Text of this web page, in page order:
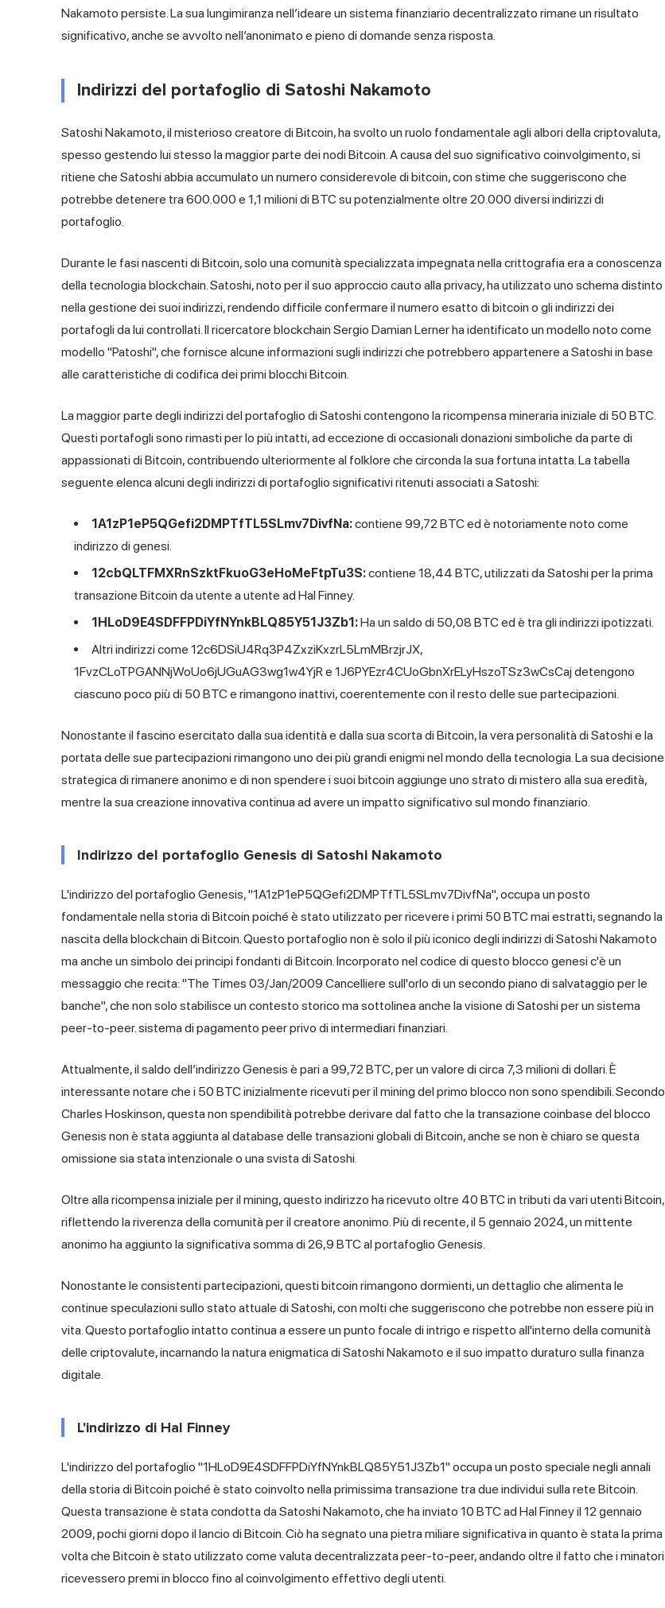
Nakamoto persiste. La sua lungimiranza nell’ideare un sistema finanziario decentralizzato rimane un risultato
significativo, anche se avvolto nell’anonimato e pieno di domande senza risposta.
Indirizzi del portafoglio di Satoshi Nakamoto
Satoshi Nakamoto, il misterioso creatore di Bitcoin, ha svolto un ruolo fondamentale agli albori della criptovaluta,
spesso gestendo lui stesso la maggior parte dei nodi Bitcoin. A causa del suo significativo coinvolgimento, si
ritiene che Satoshi abbia accumulato un numero considerevole di bitcoin, con stime che suggeriscono che
potrebbe detenere tra 600.000 e 1,1 milioni di BTC su potenzialmente oltre 20.000 diversi indirizzi di
portafoglio.
Durante le fasi nascenti di Bitcoin, solo una comunità specializzata impegnata nella crittografia era a conoscenza
della tecnologia blockchain. Satoshi, noto per il suo approccio cauto alla privacy, ha utilizzato uno schema distinto
nella gestione dei suoi indirizzi, rendendo difficile confermare il numero esatto di bitcoin o gli indirizzi dei
portafogli da lui controllati. Il ricercatore blockchain Sergio Damian Lerner ha identificato un modello noto come
modello "Patoshi", che fornisce alcune informazioni sugli indirizzi che potrebbero appartenere a Satoshi in base
alle caratteristiche di codifica dei primi blocchi Bitcoin.
La maggior parte degli indirizzi del portafoglio di Satoshi contengono la ricompensa mineraria iniziale di 50 BTC.
Questi portafogli sono rimasti per lo più intatti, ad eccezione di occasionali donazioni simboliche da parte di
appassionati di Bitcoin, contribuendo ulteriormente al folklore che circonda la sua fortuna intatta. La tabella
seguente elenca alcuni degli indirizzi di portafoglio significativi ritenuti associati a Satoshi:
1A1zP1eP5QGefi2DMPTfTL5SLmv7DivfNa:contiene 99,72 BTC ed è notoriamente noto come
indirizzo di genesi.
12cbQLTFMXRnSzktFkuoG3eHoMeFtpTu3S:contiene 18,44 BTC, utilizzati da Satoshi per la prima
transazione Bitcoin da utente a utente ad Hal Finney.
1HLoD9E4SDFFPDiYfNYnkBLQ85Y51J3Zb1:Ha un saldo di 50,08 BTC ed è tra gli indirizzi ipotizzati.
Altri indirizzi come 12c6DSiU4Rq3P4ZxziKxzrL5LmMBrzjrJX,
1FvzCLoTPGANNjWoUo6jUGuAG3wg1w4YjR e 1J6PYEzr4CUoGbnXrELyHszoTSz3wCsCaj detengono
ciascuno poco più di 50 BTC e rimangono inattivi, coerentemente con il resto delle sue partecipazioni.
Nonostante il fascino esercitato dalla sua identità e dalla sua scorta di Bitcoin, la vera personalità di Satoshi e la
portata delle sue partecipazioni rimangono uno dei più grandi enigmi nel mondo della tecnologia. La sua decisione
strategica di rimanere anonimo e di non spendere i suoi bitcoin aggiunge uno strato di mistero alla sua eredità,
mentre la sua creazione innovativa continua ad avere un impatto significativo sul mondo finanziario.
Indirizzo del portafoglio Genesis di Satoshi Nakamoto
L'indirizzo del portafoglio Genesis, "1A1zP1eP5QGefi2DMPTfTL5SLmv7DivfNa", occupa un posto
fondamentale nella storia di Bitcoin poiché è stato utilizzato per ricevere i primi 50 BTC mai estratti, segnando la
nascita della blockchain di Bitcoin. Questo portafoglio non è solo il più iconico degli indirizzi di Satoshi Nakamoto
ma anche un simbolo dei principi fondanti di Bitcoin. Incorporato nel codice di questo blocco genesi c'è un
messaggio che recita: "The Times 03/Jan/2009 Cancelliere sull'orlo di un secondo piano di salvataggio per le
banche", che non solo stabilisce un contesto storico ma sottolinea anche la visione di Satoshi per un sistema
peer-to-peer. sistema di pagamento peer privo di intermediari finanziari.
Attualmente, il saldo dell’indirizzo Genesis è pari a 99,72 BTC, per un valore di circa 7,3 milioni di dollari. È
interessante notare che i 50 BTC inizialmente ricevuti per il mining del primo blocco non sono spendibili. Secondo
Charles Hoskinson, questa non spendibilità potrebbe derivare dal fatto che la transazione coinbase del blocco
Genesis non è stata aggiunta al database delle transazioni globali di Bitcoin, anche se non è chiaro se questa
omissione sia stata intenzionale o una svista di Satoshi.
Oltre alla ricompensa iniziale per il mining, questo indirizzo ha ricevuto oltre 40 BTC in tributi da vari utenti Bitcoin,
riflettendo la riverenza della comunità per il creatore anonimo. Più di recente, il 5 gennaio 2024, un mittente
anonimo ha aggiunto la significativa somma di 26,9 BTC al portafoglio Genesis.
Nonostante le consistenti partecipazioni, questi bitcoin rimangono dormienti, un dettaglio che alimenta le
continue speculazioni sullo stato attuale di Satoshi, con molti che suggeriscono che potrebbe non essere più in
vita. Questo portafoglio intatto continua a essere un punto focale di intrigo e rispetto all'interno della comunità
delle criptovalute, incarnando la natura enigmatica di Satoshi Nakamoto e il suo impatto duraturo sulla finanza
digitale.
L'indirizzo di Hal Finney
L'indirizzo del portafoglio "1HLoD9E4SDFFPDiYfNYnkBLQ85Y51J3Zb1" occupa un posto speciale negli annali
della storia di Bitcoin poiché è stato coinvolto nella primissima transazione tra due individui sulla rete Bitcoin.
Questa transazione è stata condotta da Satoshi Nakamoto, che ha inviato 10 BTC ad Hal Finney il 12 gennaio
2009, pochi giorni dopo il lancio di Bitcoin. Ciò ha segnato una pietra miliare significativa in quanto è stata la prima
volta che Bitcoin è stato utilizzato come valuta decentralizzata peer-to-peer, andando oltre il fatto che i minatori
ricevessero premi in blocco fino al coinvolgimento effettivo degli utenti.